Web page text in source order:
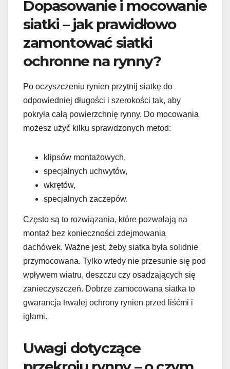
Dopasowanie i mocowanie
siatki – jak prawidłowo
zamontować siatki
ochronne na rynny?
Po oczyszczeniu rynien przytnij siatkę do
odpowiedniej długości i szerokości tak, aby
pokryła całą powierzchnię rynny. Do mocowania
możesz użyć kilku sprawdzonych metod:
klipsów montażowych,
specjalnych uchwytów,
wkrętów,
specjalnych zaczepów.
Często są to rozwiązania, które pozwalają na
montaż bez konieczności zdejmowania
dachówek. Ważne jest, żeby siatka była solidnie
przymocowana. Tylko wtedy nie przesunie się pod
wpływem wiatru, deszczu czy osadzających się
zanieczyszczeń. Dobrze zamocowana siatka to
gwarancja trwałej ochrony rynien przed liśćmi i
igłami.
Uwagi dotyczące